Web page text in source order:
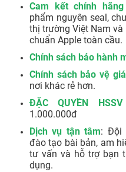
Cam kết chính hãng
phẩm nguyên seal,
thị trường Việt Nam
chuẩn Apple toàn cầu.
Chính sách bảo hành
Chính sách bảo vệ giá
nơi khác rẻ hơn.
ĐẶC QUYỀN HSSV
1.000.000đ
Dịch vụ tận tâm: Đội
đào tạo bài bản, am
tư vấn và hỗ trợ bạn
dụng.